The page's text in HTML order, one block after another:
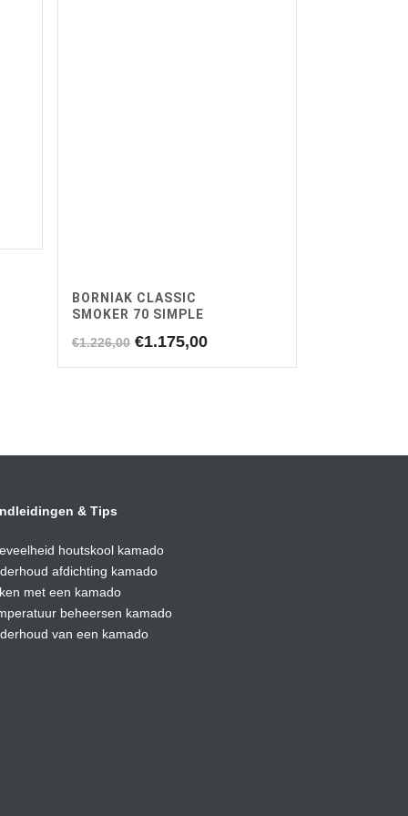
BORNIAK CLASSIC
SMOKER 70 SIMPLE
€1.226,00 Oorspronkelijke
€1.175,00Huidige
& Tips
houtskool kamado
afdichting kamado
met een kamado
beheersen kamado
van een kamado